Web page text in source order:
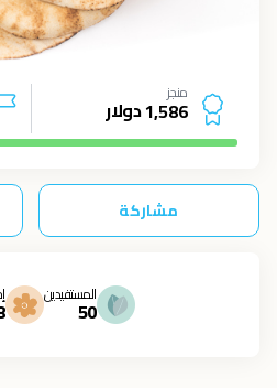
منجز
1,586 دولار
مشاركة
المستفيدين
50